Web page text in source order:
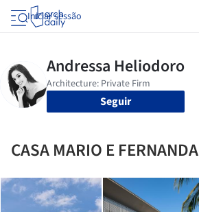
Iniciar sessão
Seguir
CASA MARIO E FERNANDA